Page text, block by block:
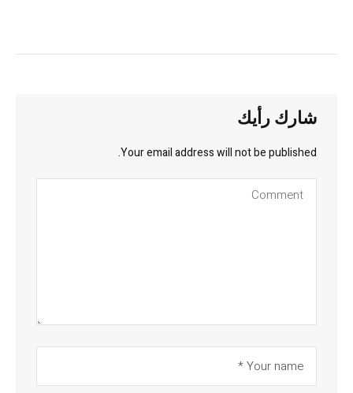
شارك رأيك
Your email address will not be published.